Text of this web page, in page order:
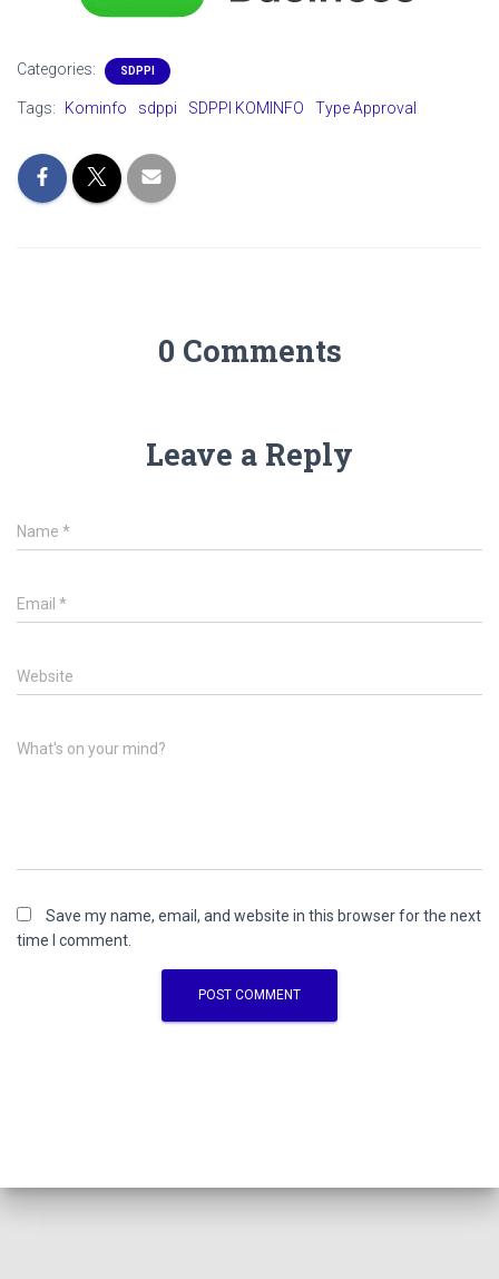
Categories: SDPPI
Tags: Kominfo sdppi SDPPI KOMINFO Type Approval
0 Comments
Leave a Reply
Name *
Email *
Website
What's on your mind?
Save my name, email, and website in this browser for the next
time I comment.